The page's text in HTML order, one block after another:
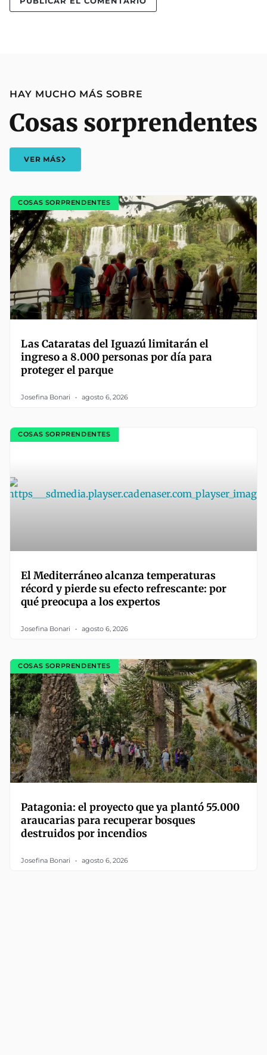
HAY MUCHO MÁS SOBRE
Cosas sorprendentes
VER MÁS
COSAS SORPRENDENTES
Las Cataratas del Iguazú limitarán el
ingreso a 8.000 personas por día para
proteger el parque
Josefina Bonari agosto 6, 2026
COSAS SORPRENDENTES
El Mediterráneo alcanza temperaturas
récord y pierde su efecto refrescante: por
qué preocupa a los expertos
Josefina Bonari agosto 6, 2026
COSAS SORPRENDENTES
Patagonia: el proyecto que ya plantó 55.000
araucarias para recuperar bosques
destruidos por incendios
Josefina Bonari agosto 6, 2026